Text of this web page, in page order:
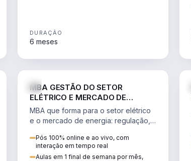
DURAÇÃO
6 meses
MBA GESTÃO DO SETOR
ELÉTRICO E MERCADO DE
ENERGIA
MBA que forma para o setor elétrico
e o mercado de energia: regulação,
transmissão e revisão tarifária.
Pós 100% online e ao vivo, com
interação em tempo real
Aulas em 1 final de semana por mês,